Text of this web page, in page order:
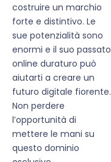
costruire un marchio
forte e distintivo. Le
sue potenzialità sono
enormi e il suo passato
online duraturo può
aiutarti a creare un
futuro digitale fiorente.
Non perdere
l’opportunità di
mettere le mani su
questo dominio